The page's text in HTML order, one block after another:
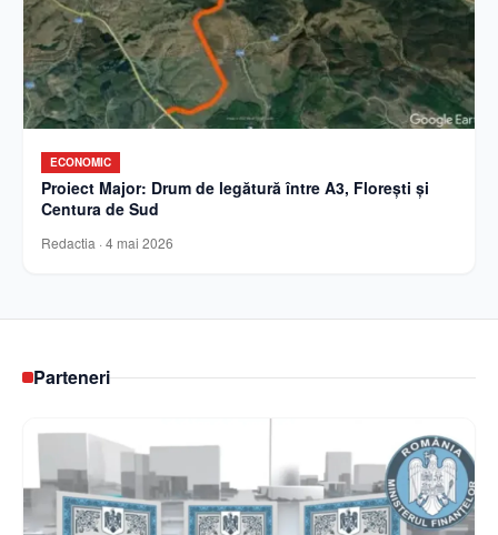
ECONOMIC
Proiect Major: Drum de legătură între A3, Florești și
Centura de Sud
Redactia · 4 mai 2026
Parteneri